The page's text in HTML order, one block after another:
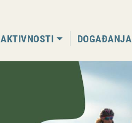
AKTIVNOSTI DOGAĐANJA